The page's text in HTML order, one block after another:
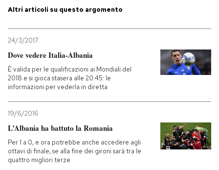
Sport
NEWSLETTER
I MIEI PREFERITI
SHOP
Altri articoli su questo argomento
24/3/2017
Dove vedere Italia-Albania
È valida per le qualificazioni ai Mondiali del
2018 e si gioca stasera alle 20.45: le
informazioni per vederla in diretta
19/6/2016
L’Albania ha battuto la Romania
Per 1 a 0, e ora potrebbe anche accedere agli
ottavi di finale, se alla fine dei gironi sarà tra le
quattro migliori terze